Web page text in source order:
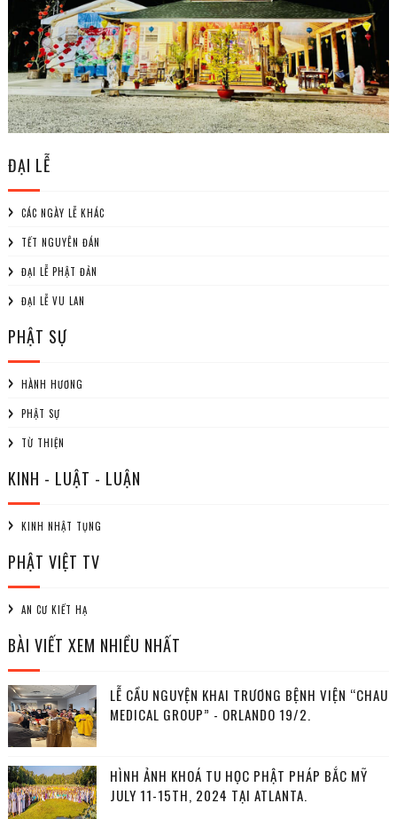
ĐẠI LỄ
CÁC NGÀY LỄ KHÁC
TẾT NGUYÊN ĐÁN
ĐẠI LỄ PHẬT ĐẢN
ĐẠI LỄ VU LAN
PHẬT SỰ
HÀNH HƯƠNG
PHẬT SỰ
TỪ THIỆN
KINH - LUẬT - LUẬN
KINH NHẬT TỤNG
PHẬT VIỆT TV
AN CƯ KIẾT HẠ
BÀI VIẾT XEM NHIỀU NHẤT
LỄ CẦU NGUYỆN KHAI TRƯƠNG BỆNH VIỆN “CHAU
MEDICAL GROUP” - ORLANDO 19/2.
HÌNH ẢNH KHOÁ TU HỌC PHẬT PHÁP BẮC MỸ
JULY 11-15TH, 2024 TẠI ATLANTA.